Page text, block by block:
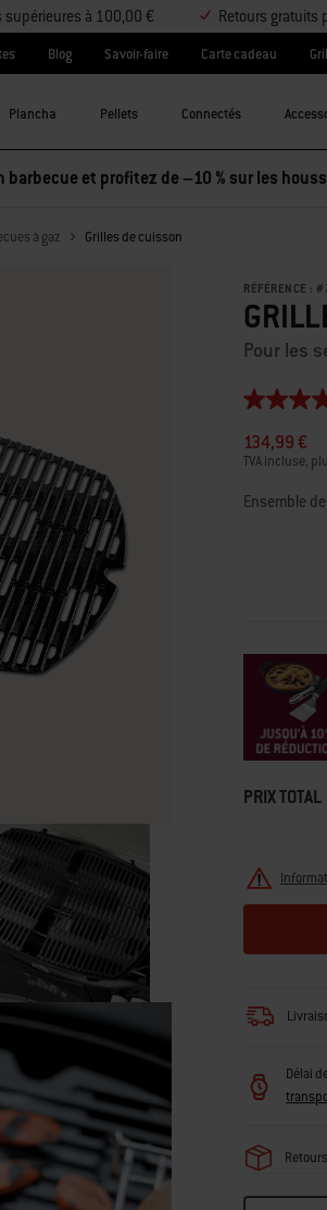
supérieures à 100,00 € Retours gratuits
Blog Savoir-faire Carte cadeau
Plancha Pellets Connectés
à gaz Grilles de cuisson
RÉFÉRENCE : #
Pour les
4.5
sur
5,
de
la
la
même
page.
134,99 €
TVA incluse,
Ensemble
PRIX TOTAL
Délai